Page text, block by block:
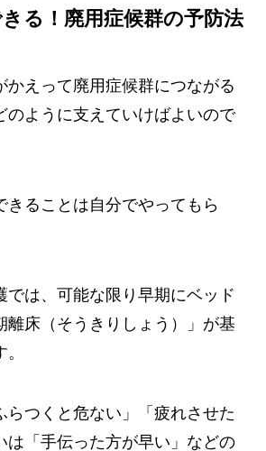
る！廃用症候群の予防法
かえって廃用症候群につながる
のように支えていけばよいので
きることは自分でやってもら
では、可能な限り早期にベッド
離床（そうきりしょう）」が基
らつくと危ない」「疲れさせた
は「手伝った方が早い」などの